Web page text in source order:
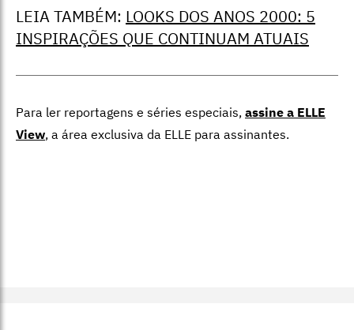
LEIA TAMBÉM: LOOKS DOS ANOS 2000: 5
INSPIRAÇÕES QUE CONTINUAM ATUAIS
Para ler reportagens e séries especiais, assine a ELLE
View, a área exclusiva da ELLE para assinantes.